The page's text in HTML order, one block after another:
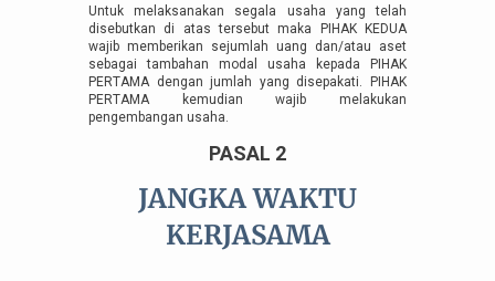
Untuk melaksanakan segala usaha yang telah
disebutkan di atas tersebut maka PIHAK KEDUA
wajib memberikan sejumlah uang dan/atau aset
sebagai tambahan modal usaha kepada PIHAK
PERTAMA dengan jumlah yang disepakati. PIHAK
PERTAMA kemudian wajib melakukan
pengembangan usaha.
PASAL 2
JANGKA WAKTU
KERJASAMA